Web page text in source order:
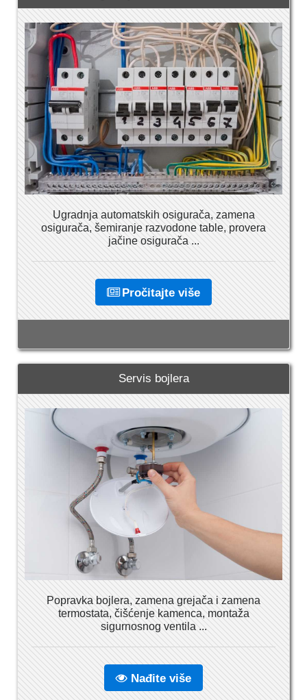
Ugradnja automatskih osigurača, zamena
osigurača, šemiranje razvodone table, provera
jačine osigurača ...
Pročitajte više
Servis bojlera
Popravka bojlera, zamena grejača i zamena
termostata, čišćenje kamenca, montaža
sigurnosnog ventila ...
Nađite više